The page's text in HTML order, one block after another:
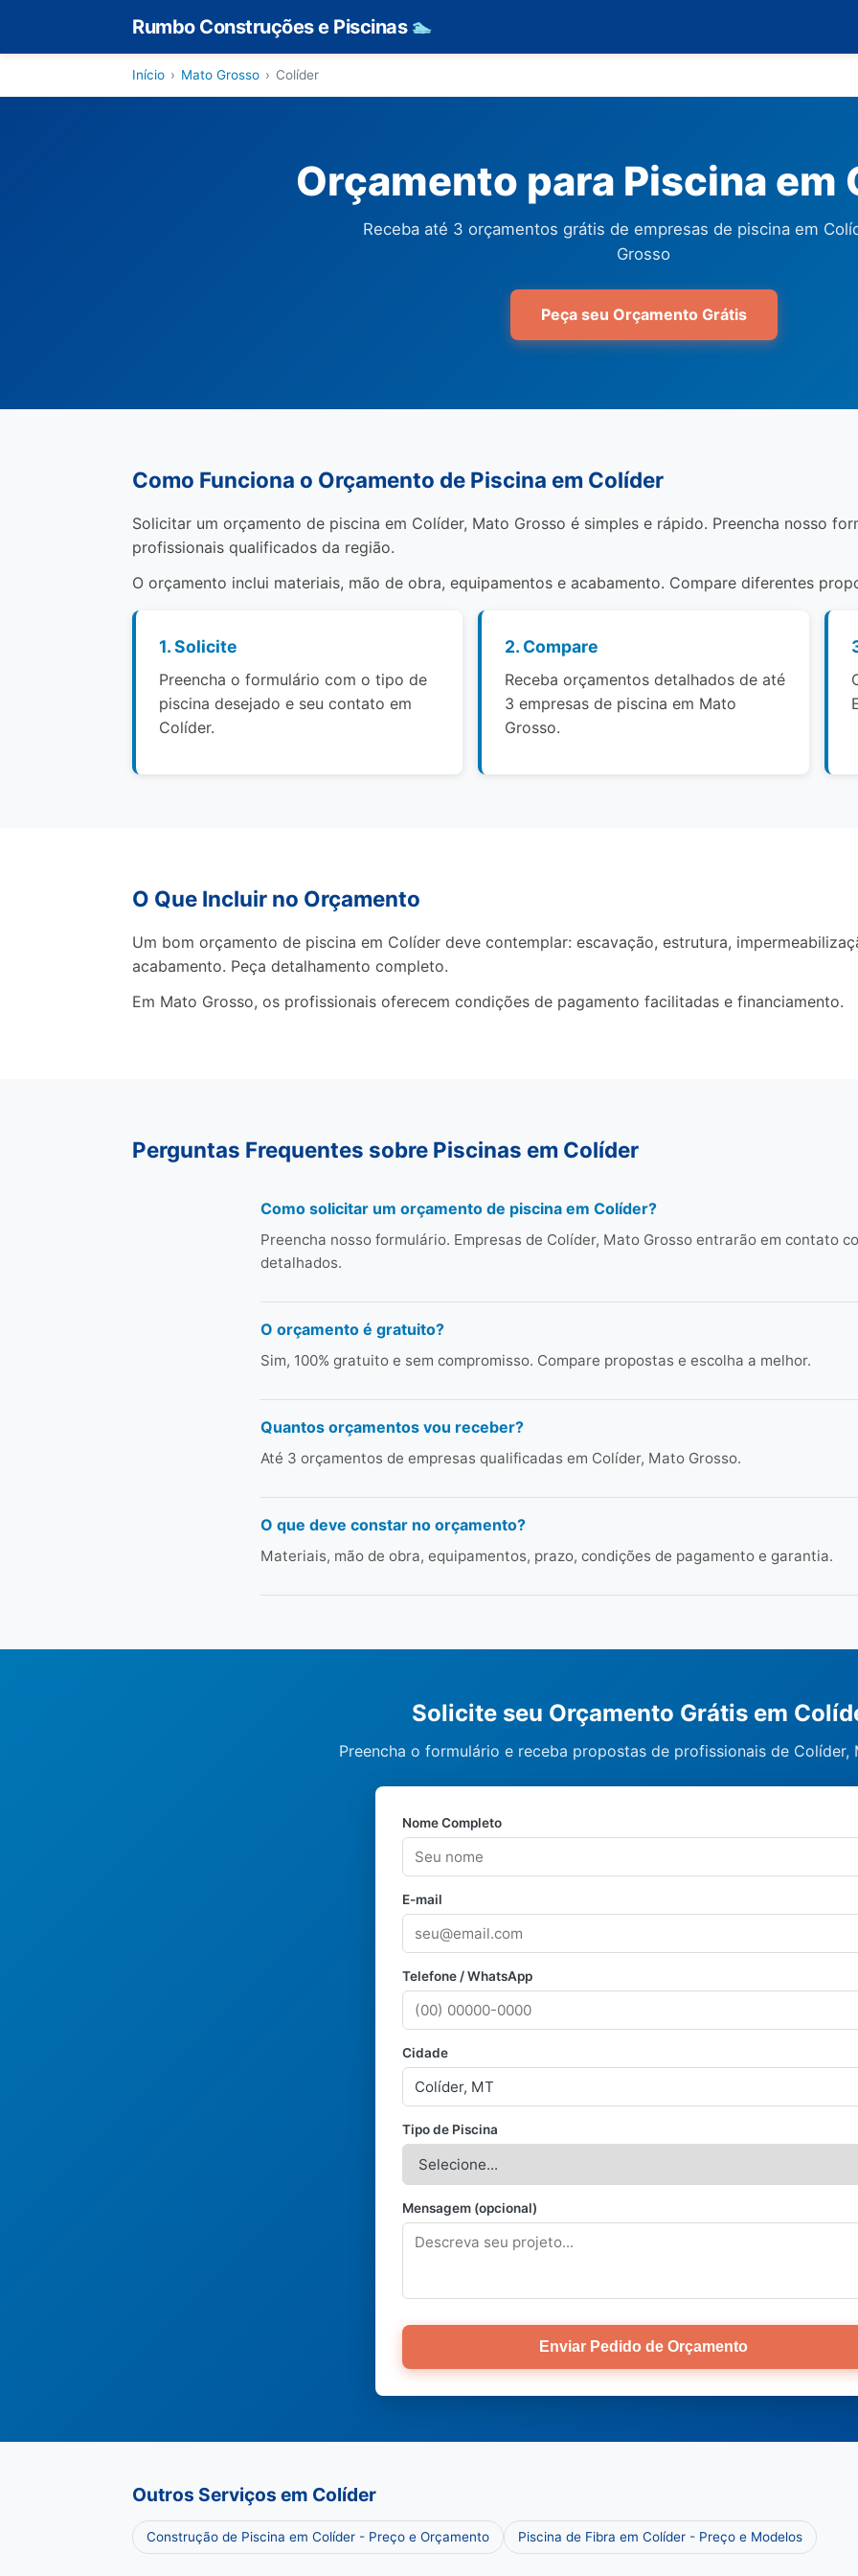
Rumbo Construções e Piscinas 🏊
Início › Mato Grosso › Colíder
Orçamento para Piscina em
Receba até 3 orçamentos grátis de empresas de piscina em
Grosso
Peça seu Orçamento Grátis
Como Funciona o Orçamento de Piscina em Colíder
Solicitar um orçamento de piscina em Colíder, Mato Grosso é simples e rápido. Preencha nosso
profissionais qualificados da região.
O orçamento inclui materiais, mão de obra, equipamentos e acabamento. Compare diferentes
1. Solicite
Preencha o formulário com o tipo de
piscina desejado e seu contato em
Colíder.
2. Compare
Receba orçamentos detalhados de até
3 empresas de piscina em Mato
Grosso.
O Que Incluir no Orçamento
Um bom orçamento de piscina em Colíder deve contemplar: escavação, estrutura,
acabamento. Peça detalhamento completo.
Em Mato Grosso, os profissionais oferecem condições de pagamento facilitadas e financiamento.
Perguntas Frequentes sobre Piscinas em Colíder
Como solicitar um orçamento de piscina em Colíder?
Preencha nosso formulário. Empresas de Colíder, Mato Grosso entrarão em contato
detalhados.
O orçamento é gratuito?
Sim, 100% gratuito e sem compromisso. Compare propostas e escolha a melhor.
Quantos orçamentos vou receber?
Até 3 orçamentos de empresas qualificadas em Colíder, Mato Grosso.
O que deve constar no orçamento?
Materiais, mão de obra, equipamentos, prazo, condições de pagamento e garantia.
Solicite seu Orçamento Grátis em
Preencha o formulário e receba propostas de profissionais de Colíder,
Nome Completo
E-mail
Telefone / WhatsApp
Cidade
Tipo de Piscina
Mensagem (opcional)
Enviar Pedido de Orçamento
Outros Serviços em Colíder
Construção de Piscina em Colíder - Preço e Orçamento Piscina de Fibra em Colíder - Preço e Modelos